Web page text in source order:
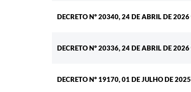
DECRETO Nº 20340, 24 DE ABRIL DE 2026
DECRETO Nº 20336, 24 DE ABRIL DE 2026
DECRETO Nº 19170, 01 DE JULHO DE 2025